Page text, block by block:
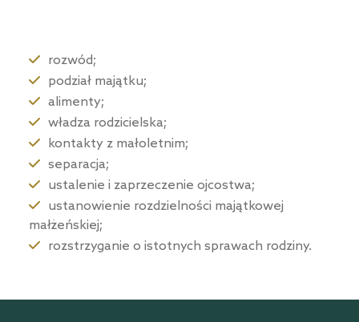
rozwód;
podział majątku;
alimenty;
władza rodzicielska;
kontakty z małoletnim;
separacja;
ustalenie i zaprzeczenie ojcostwa;
ustanowienie rozdzielności majątkowej
małżeńskiej;
rozstrzyganie o istotnych sprawach rodziny.